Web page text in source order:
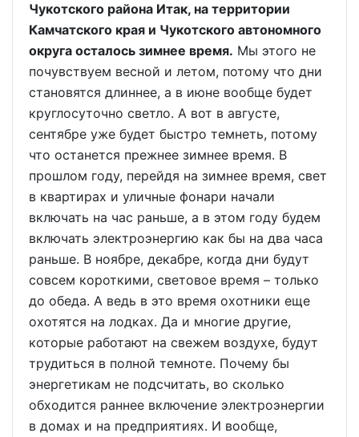
Чукотского района Итак, на территории
Камчатского края и Чукотского автономного
округа осталось зимнее время. Мы этого не
почувствуем весной и летом, потому что дни
становятся длиннее, а в июне вообще будет
круглосуточно светло. А вот в августе,
сентябре уже будет быстро темнеть, потому
что останется прежнее зимнее время. В
прошлом году, перейдя на зимнее время, свет
в квартирах и уличные фонари начали
включать на час раньше, а в этом году будем
включать электроэнергию как бы на два часа
раньше. В ноябре, декабре, когда дни будут
совсем короткими, световое время – только
до обеда. А ведь в это время охотники еще
охотятся на лодках. Да и многие другие,
которые работают на свежем воздухе, будут
трудиться в полной темноте. Почему бы
энергетикам не подсчитать, во сколько
обходится раннее включение электроэнергии
в домах и на предприятиях. И вообще,